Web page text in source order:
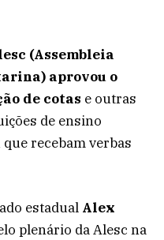
(Assembleia
aprovou o
de cotas e outras
de ensino
recebam verbas
estadual Alex
plenário da Alesc na